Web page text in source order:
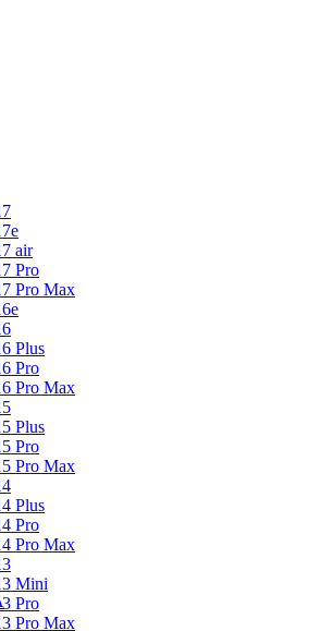
air
Pro
Pro Max
Plus
Pro
Pro Max
Plus
Pro
Pro Max
Plus
Pro
Pro Max
Mini
Pro
Pro Max